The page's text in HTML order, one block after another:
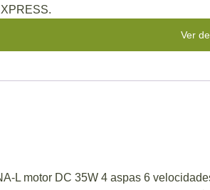
Ver
L motor DC 35W 4 aspas 6